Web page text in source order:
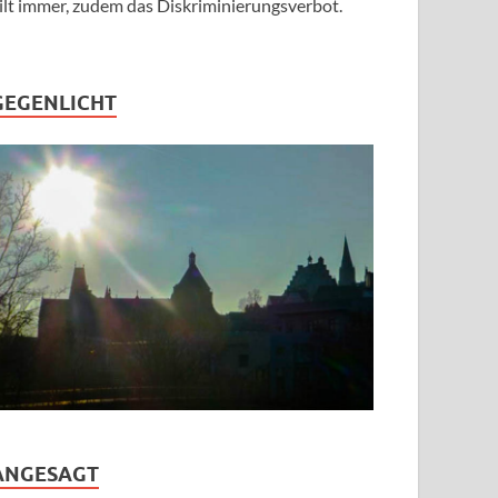
immer, zudem das Diskriminierungsverbot.